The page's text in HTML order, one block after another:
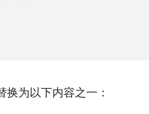
换为以下内容之一：